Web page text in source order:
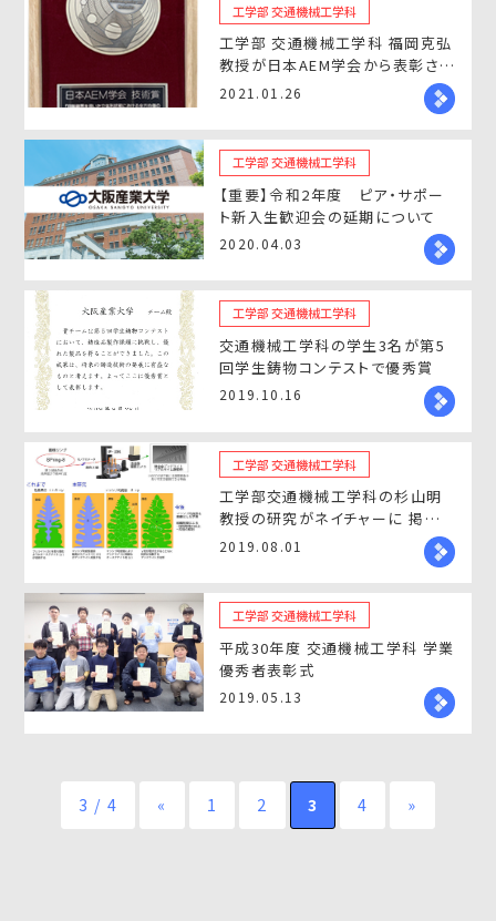
工学部 交通機械工学科
工学部 交通機械工学科 福岡克弘
教授が日本AEM学会から表彰され
ました
2021.01.26
工学部 交通機械工学科
【重要】令和2年度 ピア・サポー
ト新入生歓迎会の延期について
2020.04.03
工学部 交通機械工学科
交通機械工学科の学生3名が第5
回学生鋳物コンテストで優秀賞
2019.10.16
工学部 交通機械工学科
工学部交通機械工学科の杉山明
教授の研究がネイチャーに 掲載さ
れました
2019.08.01
工学部 交通機械工学科
平成30年度 交通機械工学科 学業
優秀者表彰式
2019.05.13
3 / 4 « 1 2 3 4 »